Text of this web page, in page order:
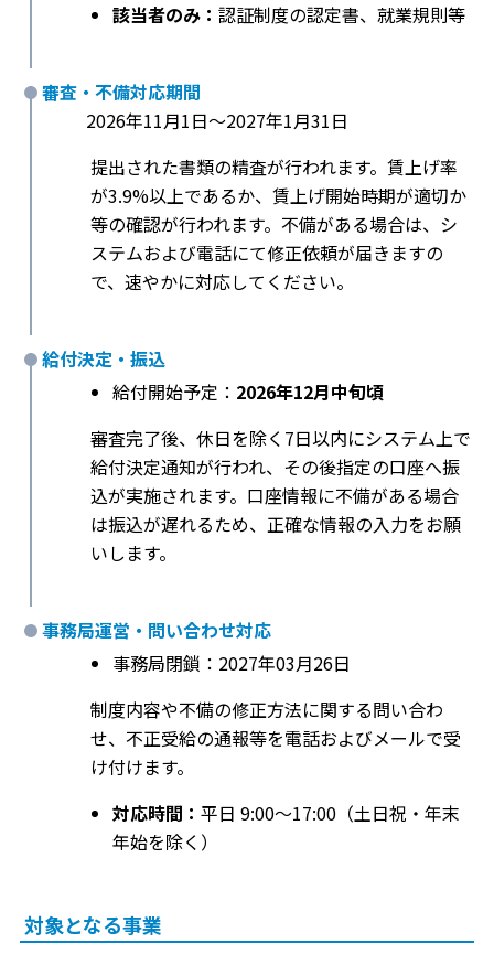
該当者のみ： 認証制度の認定書、就業規則等
審査・不備対応期間
2026年11月1日〜2027年1月31日
提出された書類の精査が行われます。賃上げ率
が3.9%以上であるか、賃上げ開始時期が適切か
等の確認が行われます。不備がある場合は、シ
ステムおよび電話にて修正依頼が届きますの
で、速やかに対応してください。
給付決定・振込
給付開始予定： 2026年12月中旬頃
審査完了後、休日を除く7日以内にシステム上で
給付決定通知が行われ、その後指定の口座へ振
込が実施されます。口座情報に不備がある場合
は振込が遅れるため、正確な情報の入力をお願
いします。
事務局運営・問い合わせ対応
事務局閉鎖：2027年03月26日
制度内容や不備の修正方法に関する問い合わ
せ、不正受給の通報等を電話およびメールで受
け付けます。
対応時間： 平日 9:00〜17:00（土日祝・年末
年始を除く）
対象となる事業